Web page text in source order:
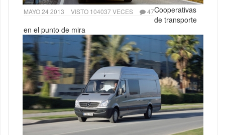
MAYO 24 2013 VISTO 104037 VECES 47Cooperativas
de transporte
en el punto de mira